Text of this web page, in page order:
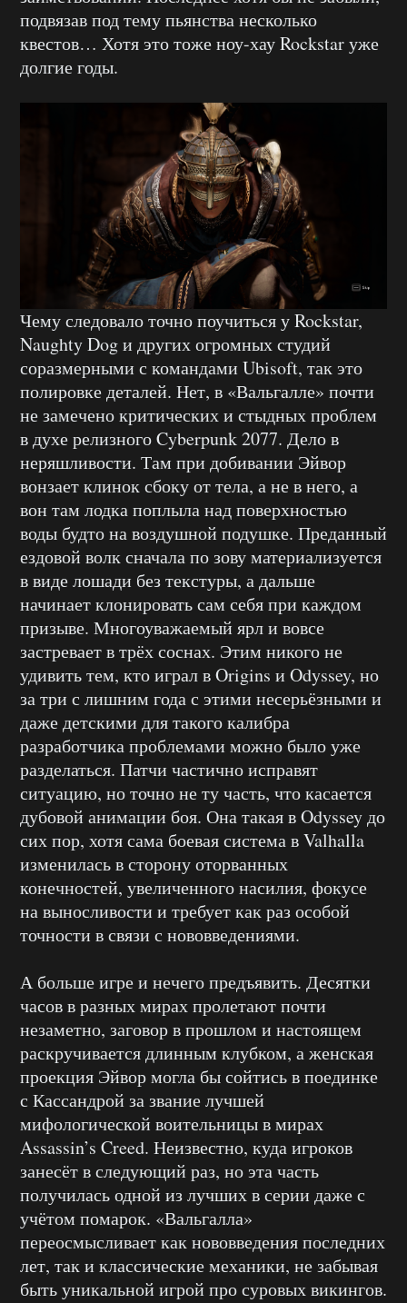
подвязав под тему пьянства несколько
квестов… Хотя это тоже ноу-хау Rockstar уже
долгие годы.
Чему следовало точно поучиться у Rockstar,
Naughty Dog и других огромных студий
соразмерными с командами Ubisoft, так это
полировке деталей. Нет, в «Вальгалле» почти
не замечено критических и стыдных проблем
в духе релизного Cyberpunk 2077. Дело в
неряшливости. Там при добивании Эйвор
вонзает клинок сбоку от тела, а не в него, а
вон там лодка поплыла над поверхностью
воды будто на воздушной подушке. Преданный
ездовой волк сначала по зову материализуется
в виде лошади без текстуры, а дальше
начинает клонировать сам себя при каждом
призыве. Многоуважаемый ярл и вовсе
застревает в трёх соснах. Этим никого не
удивить тем, кто играл в Origins и Odyssey, но
за три с лишним года с этими несерьёзными и
даже детскими для такого калибра
разработчика проблемами можно было уже
разделаться. Патчи частично исправят
ситуацию, но точно не ту часть, что касается
дубовой анимации боя. Она такая в Odyssey до
сих пор, хотя сама боевая система в Valhalla
изменилась в сторону оторванных
конечностей, увеличенного насилия, фокусе
на выносливости и требует как раз особой
точности в связи с нововведениями.
А больше игре и нечего предъявить. Десятки
часов в разных мирах пролетают почти
незаметно, заговор в прошлом и настоящем
раскручивается длинным клубком, а женская
проекция Эйвор могла бы сойтись в поединке
с Кассандрой за звание лучшей
мифологической воительницы в мирах
Assassin’s Creed. Неизвестно, куда игроков
занесёт в следующий раз, но эта часть
получилась одной из лучших в серии даже с
учётом помарок. «Вальгалла»
переосмысливает как нововведения последних
лет, так и классические механики, не забывая
быть уникальной игрой про суровых викингов.